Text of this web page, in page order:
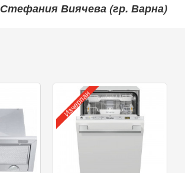
Стефания Виячева (гр. Варна)
Изчерпан